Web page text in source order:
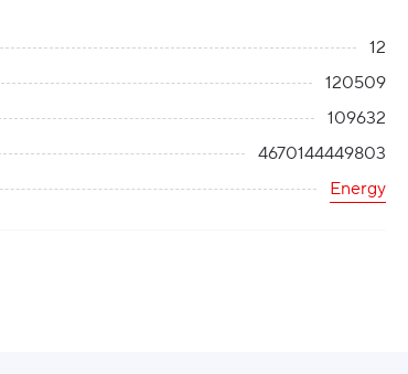
12
120509
109632
4670144449803
Energy